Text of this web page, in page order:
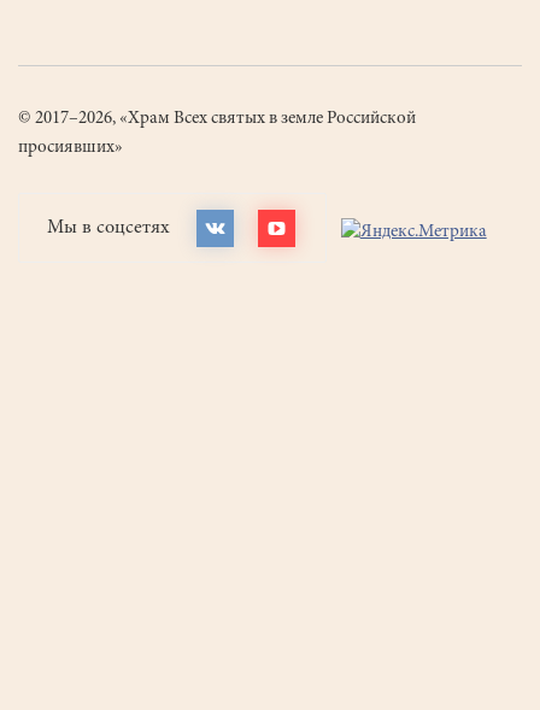
© 2017–2026, «Храм Всех святых в земле Российской
просиявших»
Мы в соцсетях